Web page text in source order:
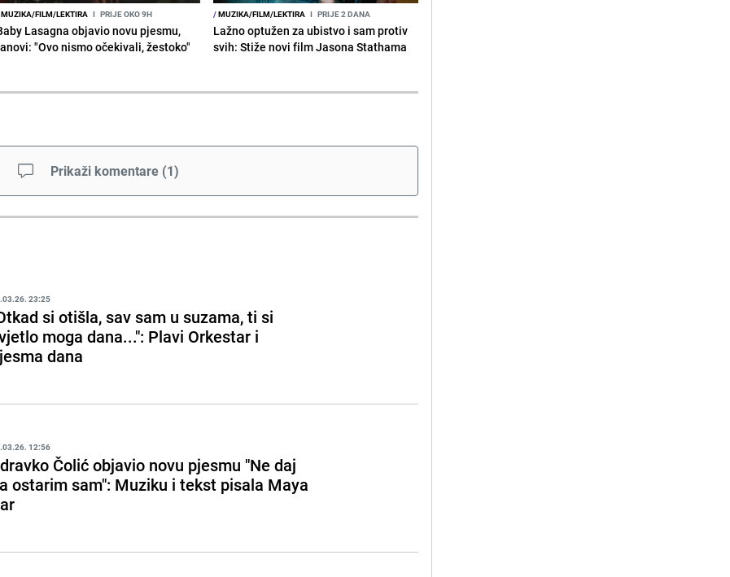
FILM/LEKTIRA I PRIJE OKO 9H
Lasagna objavio novu pjesmu,
"Ovo nismo očekivali, žestoko"
/MUZIKA/FILM/LEKTIRA I PRIJE 2 DANA
Lažno optužen za ubistvo i sam protiv
svih: Stiže novi film Jasona Stathama
Prikaži komentare (1)
23:25
si otišla, sav sam u suzama, ti si
moga dana...": Plavi Orkestar i
dana
12:56
Čolić objavio novu pjesmu "Ne daj
ostarim sam": Muziku i tekst pisala Maya